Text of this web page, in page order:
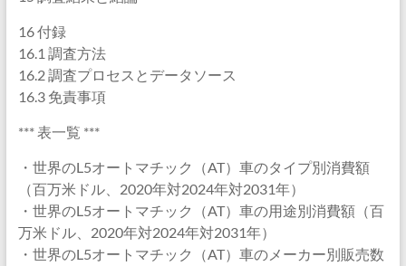
16 付録
16.1 調査方法
16.2 調査プロセスとデータソース
16.3 免責事項
*** 表一覧 ***
・世界のL5オートマチック（AT）車のタイプ別消費額
（百万米ドル、2020年対2024年対2031年）
・世界のL5オートマチック（AT）車の用途別消費額（百
万米ドル、2020年対2024年対2031年）
・世界のL5オートマチック（AT）車のメーカー別販売数